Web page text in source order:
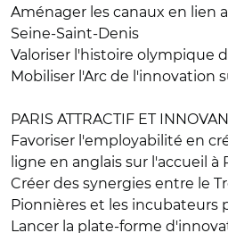
Aménager les canaux en lien
Seine-Saint-Denis
Valoriser l'histoire olympique
Mobiliser l'Arc de l'innovation
PARIS ATTRACTIF ET
Favoriser l'employabilité en
ligne en anglais sur l'accueil à
Créer des synergies entre le
Pionnières et les incubateurs
Lancer la plate-forme